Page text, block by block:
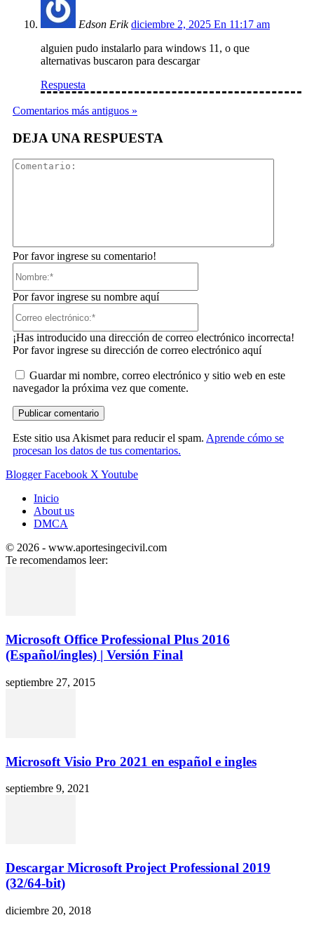
Edson Erik diciembre 2, 2025 En 11:17 am
alguien pudo instalarlo para windows 11, o que
alternativas buscaron para descargar
Respuesta
Comentarios más antiguos »
DEJA UNA RESPUESTA
Por favor ingrese su comentario!
Por favor ingrese su nombre aquí
¡Has introducido una dirección de correo electrónico incorrecta!
Por favor ingrese su dirección de correo electrónico aquí
Guardar mi nombre, correo electrónico y sitio web en este
navegador la próxima vez que comente.
Este sitio usa Akismet para reducir el spam. Aprende cómo se
procesan los datos de tus comentarios.
Blogger Facebook X Youtube
Inicio
About us
DMCA
© 2026 - www.aportesingecivil.com
Te recomendamos leer:
Microsoft Office Professional Plus 2016
(Español/ingles) | Versión Final
septiembre 27, 2015
Microsoft Visio Pro 2021 en español e ingles
septiembre 9, 2021
Descargar Microsoft Project Professional 2019
(32/64-bit)
diciembre 20, 2018